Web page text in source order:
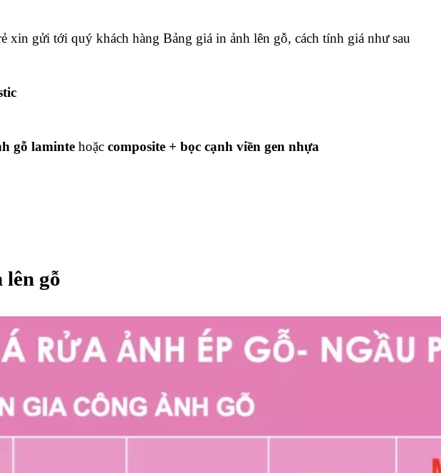
gửi tới quý khách hàng Bảng giá in ảnh lên gỗ, cách tính giá như sau
gỗ laminte hoặc composite + bọc cạnh viền gen nhựa
lên gỗ